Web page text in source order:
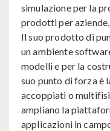
simulazione per la
prodotti per
Il suo prodotto di
un ambiente
modelli e per la
suo punto di forza è
accoppiati o
ampliano la
applicazioni in